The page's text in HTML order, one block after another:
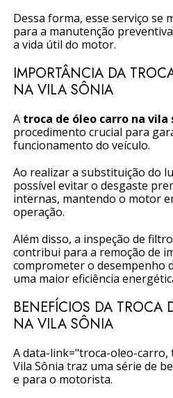
Dessa forma, esse serviço se
para a manutenção
a vida útil do motor.
IMPORTÂNCIA DA
NA VILA SÔNIA
A troca de óleo carro na vila
procedimento crucial para
funcionamento do veículo.
Ao realizar a substituição do
possível evitar o desgaste
internas, mantendo o motor
operação.
Além disso, a inspeção de
contribui para a remoção de
comprometer o desempenho
uma maior eficiência
BENEFÍCIOS DA TROCA
NA VILA SÔNIA
A data-link="troca-oleo-carro,
Vila Sônia traz uma série de
e para o motorista.